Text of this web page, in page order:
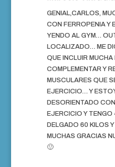
GENIAL,CARLOS,
CON FERROPENIA
YENDO AL GYM…
LOCALIZADO… ME
QUE INCLUIR
COMPLEMENTAR Y
MUSCULARES QUE
EJERCICIO… Y
DESORIENTADO
EJERCICIO Y
DELGADO 60 KILOS
MUCHAS GRACIAS
🙂